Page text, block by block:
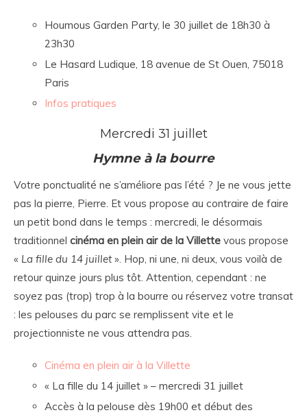
Houmous Garden Party, le 30 juillet de 18h30 à
23h30
Le Hasard Ludique, 18 avenue de St Ouen, 75018
Paris
Infos pratiques
Mercredi 31 juillet
Hymne à la bourre
Votre ponctualité ne s’améliore pas l’été ? Je ne vous jette
pas la pierre, Pierre. Et vous propose au contraire de faire
un petit bond dans le temps : mercredi, le désormais
traditionnel cinéma en plein air de la Villette vous propose
« La fille du 14 juillet». Hop, ni une, ni deux, vous voilà de
retour quinze jours plus tôt. Attention, cependant : ne
soyez pas (trop) trop à la bourre ou réservez votre transat
: les pelouses du parc se remplissent vite et le
projectionniste ne vous attendra pas.
Cinéma en plein air à la Villette
« La fille du 14 juillet » – mercredi 31 juillet
Accès à la pelouse dès 19h00 et début des